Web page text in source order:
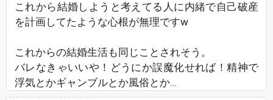
これから結婚しようと考えてる人に内緒で自己破産
を計画してたような心根が無理ですw
これからの結婚生活も同じことされそう。
バレなきゃいいや！どうにか誤魔化せれば！精神で
浮気とかギャンブルとか風俗とか…